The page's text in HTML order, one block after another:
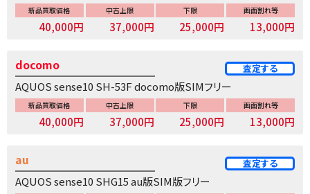
新品買取価格
40,000円
中古上限
37,000円
下限
25,000円
画面割れ等
13,000円
AQUOS sense10 SH-53F docomo版SIMフリー
docomo 査定する
新品買取価格
40,000円
中古上限
37,000円
下限
25,000円
画面割れ等
13,000円
AQUOS sense10 SHG15 au版SIM版フリー
au 査定する